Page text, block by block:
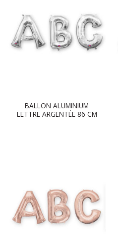
BALLON ALUMINIUM
LETTRE ARGENTÉE 86 CM